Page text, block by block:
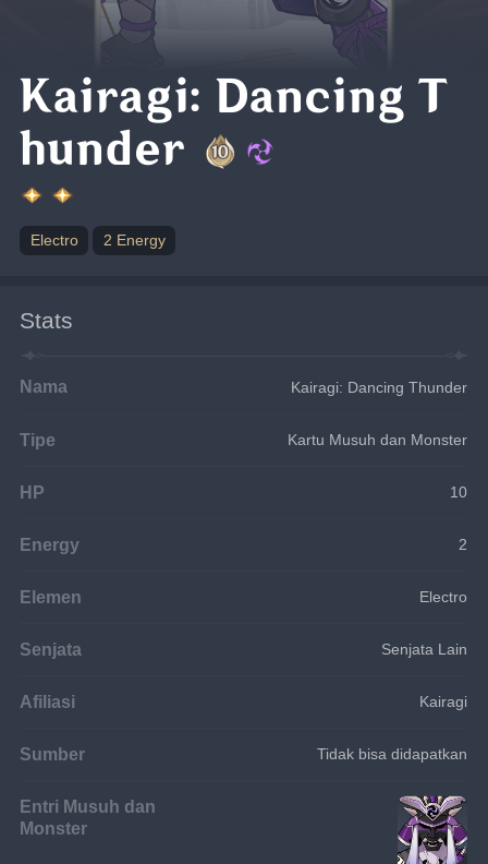
Kairagi: Dancing T
hunder
Electro 2 Energy
Stats
Nama Kairagi: Dancing Thunder
Tipe Kartu Musuh dan Monster
HP 10
Energy 2
Elemen Electro
Senjata Senjata Lain
Afiliasi Kairagi
Sumber Tidak bisa didapatkan
Entri Musuh dan
Monster